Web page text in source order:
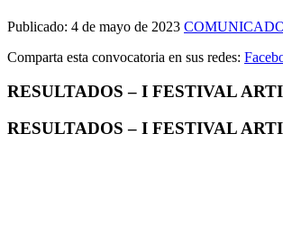
Publicado: 4 de mayo de 2023
Comparta esta convocatoria en sus redes:
RESULTADOS – I FESTIVAL
RESULTADOS – I FESTIVAL